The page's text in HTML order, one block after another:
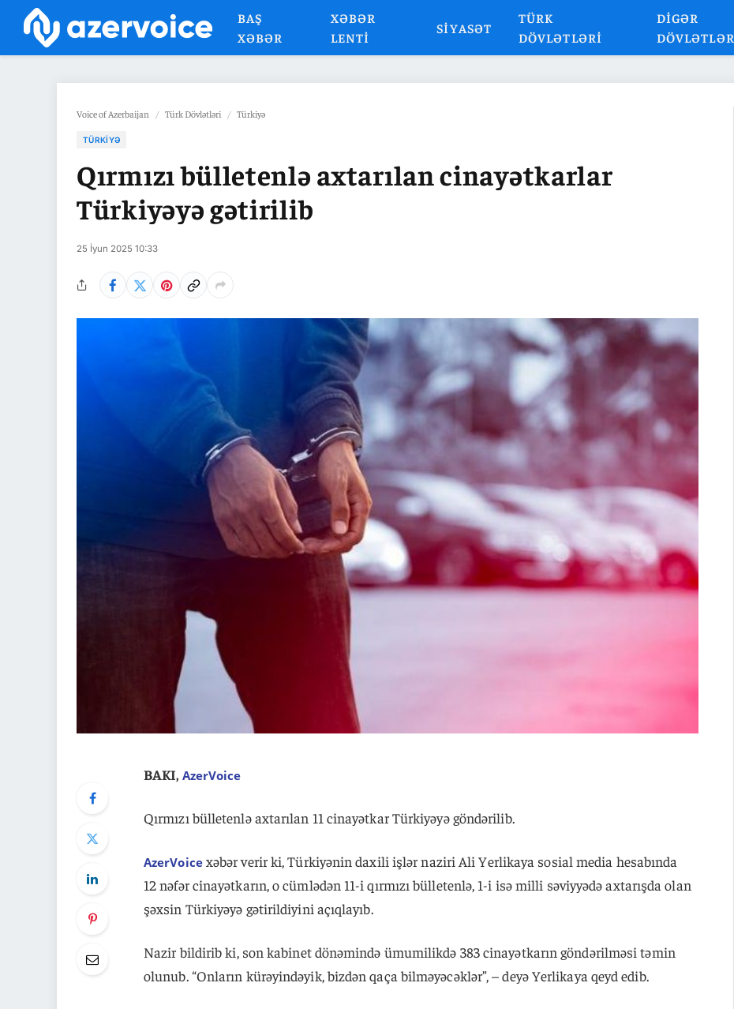
BAŞ
XƏBƏR
XƏBƏR
LENTI
SIYASƏT
TÜRK
DÖVLƏTLƏRI
DIGƏR
DÖVLƏTLƏR
Voice of Azerbaijan / Türk Dövlətləri / Türkiyə
TÜRKIYƏ
Qırmızı bülletenlə axtarılan cinayətkarlar
Türkiyəyə gətirilib
25 İyun 2025 10:33
BAKI, AzerVoice
Qırmızı bülletenlə axtarılan 11 cinayətkar Türkiyəyə göndərilib.
AzerVoicexəbər verir ki, Türkiyənin daxili işlər naziri Ali Yerlikaya sosial media hesabında
12 nəfər cinayətkarın, o cümlədən 11-i qırmızı bülletenlə, 1-i isə milli səviyyədə axtarışda olan
şəxsin Türkiyəyə gətirildiyini açıqlayıb.
Nazir bildirib ki, son kabinet dönəmində ümumilikdə 383 cinayətkarın göndərilməsi təmin
olunub. “Onların kürəyindəyik, bizdən qaça bilməyəcəklər”, – deyə Yerlikaya qeyd edib.